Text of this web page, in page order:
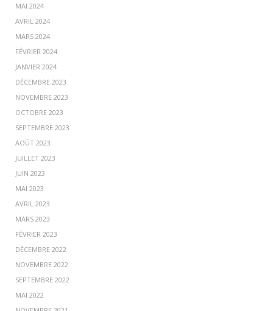
MAI 2024
AVRIL 2024
MARS 2024
FÉVRIER 2024
JANVIER 2024
DÉCEMBRE 2023
NOVEMBRE 2023
OCTOBRE 2023
SEPTEMBRE 2023
AOÛT 2023
JUILLET 2023
JUIN 2023
MAI 2023
AVRIL 2023
MARS 2023
FÉVRIER 2023
DÉCEMBRE 2022
NOVEMBRE 2022
SEPTEMBRE 2022
MAI 2022